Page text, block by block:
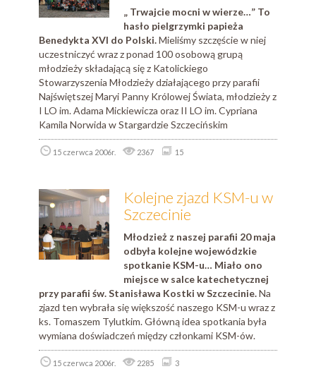
„ Trwajcie mocni w wierze…” To
hasło pielgrzymki papieża
Benedykta XVI do Polski.Mieliśmy szczęście w niej
uczestniczyć wraz z ponad 100 osobową grupą
młodzieży składającą się z Katolickiego
Stowarzyszenia Młodzieży działającego przy parafii
Najświętszej Maryi Panny Królowej Świata, młodzieży z
I LO im. Adama Mickiewicza oraz II LO im. Cypriana
Kamila Norwida w Stargardzie Szczecińskim
15 czerwca 2006r. 2367 15
Kolejne zjazd KSM-u w
Szczecinie
Młodzież z naszej parafii 20 maja
odbyła kolejne wojewódzkie
spotkanie KSM-u… Miało ono
miejsce w salce katechetycznej
przy parafii św. Stanisława Kostki w Szczecinie.Na
zjazd ten wybrała się większość naszego KSM-u wraz z
ks. Tomaszem Tylutkim. Główną idea spotkania była
wymiana doświadczeń między członkami KSM-ów.
15 czerwca 2006r. 2285 3